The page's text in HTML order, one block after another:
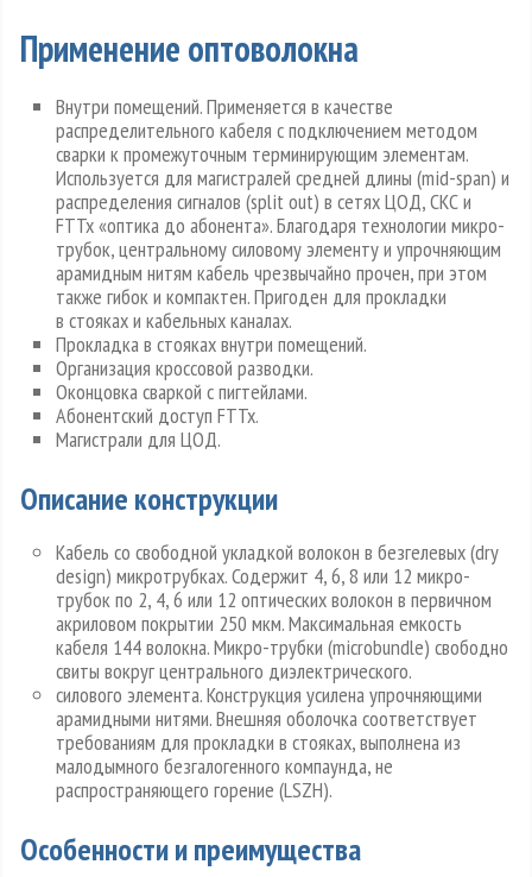
Применение оптоволокна
Внутри помещений. Применяется в качестве
распределительного кабеля с подключением методом
сварки к промежуточным терминирующим элементам.
Используется для магистралей средней длины (mid-span) и
распределения сигналов (split out) в сетях ЦОД, СКС и
FTTx «оптика до абонента». Благодаря технологии микро-
трубок, центральному силовому элементу и упрочняющим
арамидным нитям кабель чрезвычайно прочен, при этом
также гибок и компактен. Пригоден для прокладки
в стояках и кабельных каналах.
Прокладка в стояках внутри помещений.
Организация кроссовой разводки.
Оконцовка сваркой с пигтейлами.
Абонентский доступ FTTx.
Магистрали для ЦОД.
Описание конструкции
Кабель со свободной укладкой волокон в безгелевых (dry
design) микротрубках. Содержит 4, 6, 8 или 12 микро-
трубок по 2, 4, 6 или 12 оптических волокон в первичном
акриловом покрытии 250 мкм. Максимальная емкость
кабеля 144 волокна. Микро-трубки (microbundle) свободно
свиты вокруг центрального диэлектрического.
силового элемента. Конструкция усилена упрочняющими
арамидными нитями. Внешняя оболочка соответствует
требованиям для прокладки в стояках, выполнена из
малодымного безгалогенного компаунда, не
распространяющего горение (LSZH).
Особенности и преимущества